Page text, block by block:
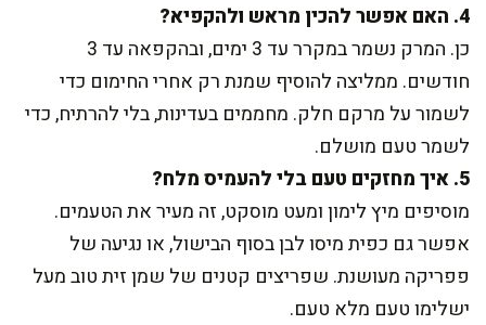
4. האם אפשר להכין מראש ולהקפיא?
כן. המרק נשמר במקרר עד 3 ימים, ובהקפאה עד 3
חודשים. ממליצה להוסיף שמנת רק אחרי החימום כדי
לשמור על מרקם חלק. מחממים בעדינות, בלי להרתיח, כדי
לשמר טעם מושלם.
5. איך מחזקים טעם בלי להעמיס מלח?
מוסיפים מיץ לימון ומעט מוסקט, זה מעיר את הטעמים.
אפשר גם כפית מיסו לבן בסוף הבישול, או נגיעה של
פפריקה מעושנת. שפריצים קטנים של שמן זית טוב מעל
ישלימו טעם מלא טעם.